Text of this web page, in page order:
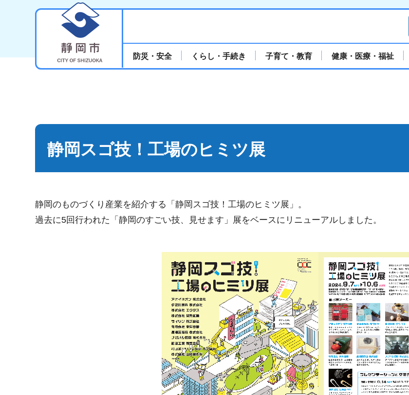
防災・安全 くらし・手続き 子育て・教育 健康・医療・福祉
静岡スゴ技！工場のヒミツ展
静岡のものづくり産業を紹介する「静岡スゴ技！工場のヒミツ展」。
過去に5回行われた「静岡のすごい技、見せます」展をベースにリニューアルしました。